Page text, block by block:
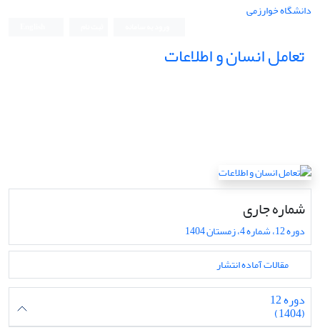
دانشگاه خوارزمی
تعامل انسان و اطلاعات
شماره جاری
دوره 12، شماره 4، زمستان 1404
مقالات آماده انتشار
دوره 12
(1404)